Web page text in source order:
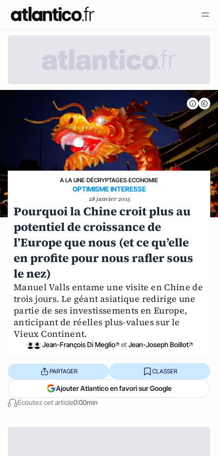
A LA UNE›DÉCRYPTAGES›ECONOMIE
OPTIMISME INTERESSE
28 janvier 2015
Pourquoi la Chine croit plus au
potentiel de croissance de
l’Europe que nous (et ce qu’elle
en profite pour nous rafler sous
le nez)
Manuel Valls entame une visite en Chine de
trois jours. Le géant asiatique redirige une
partie de ses investissements en Europe,
anticipant de réelles plus-values sur le
Vieux Continent.
Jean-François Di Meglio et Jean-Joseph Boillot
Écoutez cet article0:00min
PARTAGER CLASSER
Ajouter Atlantico en favori sur Google